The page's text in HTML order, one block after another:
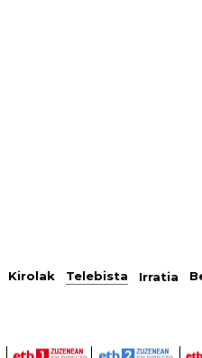
Kirolak Telebista Irratia